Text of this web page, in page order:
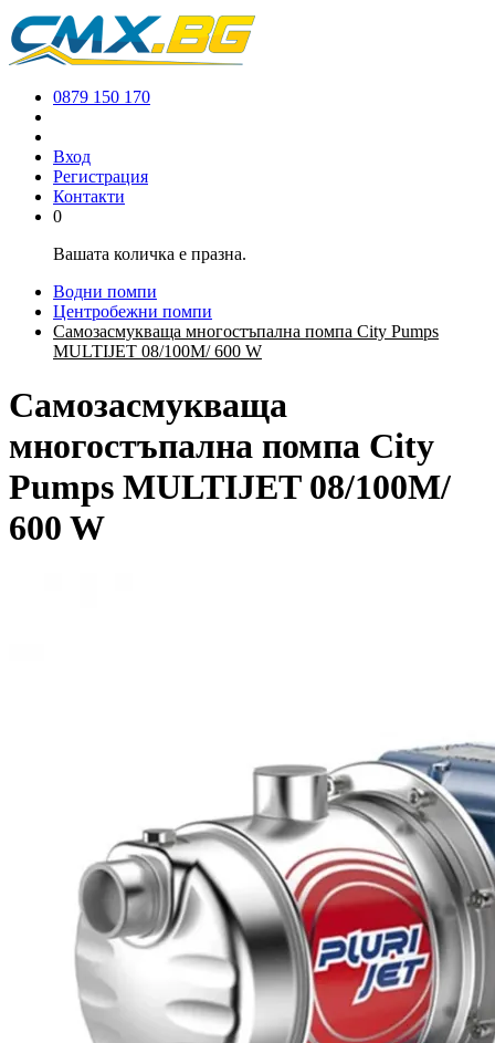
0879 150 170
Вход
Регистрация
Контакти
0
Вашата количка е празна.
Водни помпи
Центробежни помпи
Самозасмукваща многостъпална помпа City Pumps
MULTIJET 08/100M/ 600 W
Самозасмукваща
многостъпална помпа City
Pumps MULTIJET 08/100M/
600 W